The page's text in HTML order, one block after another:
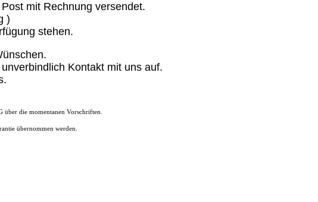
mit Rechnung versendet.
)
stehen.
Kontakt mit uns auf.
über die momentanen Vorschriften.
übernommen werden.